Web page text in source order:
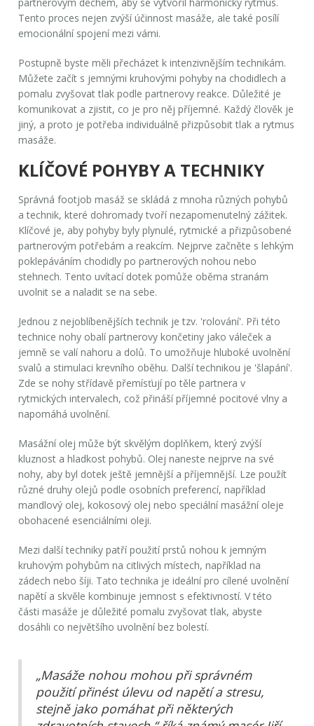
Tento proces nejen zvýší účinnost masáže, ale také posílí
emocionální spojení mezi vámi.
Postupně byste měli přecházet k intenzivnějším technikám.
Můžete začít s jemnými kruhovými pohyby na chodidlech a
pomalu zvyšovat tlak podle partnerovy reakce. Důležité je
komunikovat a zjistit, co je pro něj příjemné. Každý člověk je
jiný, a proto je potřeba individuálně přizpůsobit tlak a rytmus
masáže.
KLÍČOVÉ POHYBY A TECHNIKY
Správná footjob masáž se skládá z mnoha různých pohybů
a technik, které dohromady tvoří nezapomenutelný zážitek.
Klíčové je, aby pohyby byly plynulé, rytmické a přizpůsobené
partnerovým potřebám a reakcím. Nejprve začněte s lehkým
poklepáváním chodidly po partnerových nohou nebo
stehnech. Tento uvítací dotek pomůže oběma stranám
uvolnit se a naladit se na sebe.
Jednou z nejoblíbenějších technik je tzv. 'rolování'. Při této
technice nohy obalí partnerovy končetiny jako váleček a
jemně se valí nahoru a dolů. To umožňuje hluboké uvolnění
svalů a stimulaci krevního oběhu. Další technikou je 'šlapání'.
Zde se nohy střídavě přemísťují po těle partnera v
rytmických intervalech, což přináší příjemné pocitové vlny a
napomáhá uvolnění.
Masážní olej může být skvělým doplňkem, který zvýší
kluznost a hladkost pohybů. Olej naneste nejprve na své
nohy, aby byl dotek ještě jemnější a příjemnější. Lze použít
různé druhy olejů podle osobních preferencí, například
mandlový olej, kokosový olej nebo speciální masážní oleje
obohacené esenciálními oleji.
Mezi další techniky patří použití prstů nohou k jemným
kruhovým pohybům na citlivých místech, například na
zádech nebo šíji. Tato technika je ideální pro cílené uvolnění
napětí a skvěle kombinuje jemnost s efektivností. V této
části masáže je důležité pomalu zvyšovat tlak, abyste
dosáhli co největšího uvolnění bez bolestí.
„Masáže nohou mohou při správném
použití přinést úlevu od napětí a stresu,
stejně jako pomáhat při některých